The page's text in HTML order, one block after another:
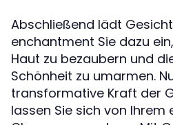
Abschließend lädt
enchantment Sie dazu
Haut zu bezaubern und
Schönheit zu umarmen.
transformative Kraft der
lassen Sie sich von Ihrem